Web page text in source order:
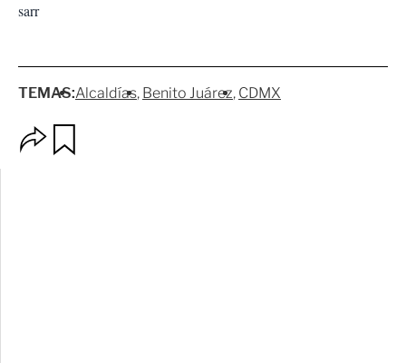
sarr
TEMAS:Alcaldías Benito Juárez CDMX